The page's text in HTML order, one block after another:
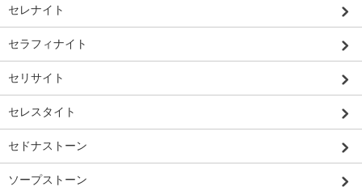
セレナイト
セラフィナイト
セリサイト
セレスタイト
セドナストーン
ソープストーン